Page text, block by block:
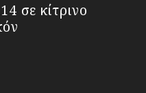
σε κίτρινο